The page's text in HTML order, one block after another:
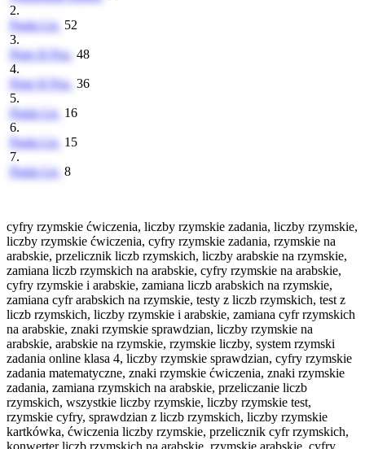
2.
Paula Lis 52
3.
Piotr H Poz 48
4.
Piotr H Poz 36
5.
Paula Lis 16
6.
Paula Lis 15
7.
Paula Lis 8
cyfry rzymskie ćwiczenia, liczby rzymskie zadania, liczby rzymskie,
liczby rzymskie ćwiczenia, cyfry rzymskie zadania, rzymskie na
arabskie, przelicznik liczb rzymskich, liczby arabskie na rzymskie,
zamiana liczb rzymskich na arabskie, cyfry rzymskie na arabskie,
cyfry rzymskie i arabskie, zamiana liczb arabskich na rzymskie,
zamiana cyfr arabskich na rzymskie, testy z liczb rzymskich, test z
liczb rzymskich, liczby rzymskie i arabskie, zamiana cyfr rzymskich
na arabskie, znaki rzymskie sprawdzian, liczby rzymskie na
arabskie, arabskie na rzymskie, rzymskie liczby, system rzymski
zadania online klasa 4, liczby rzymskie sprawdzian, cyfry rzymskie
zadania matematyczne, znaki rzymskie ćwiczenia, znaki rzymskie
zadania, zamiana rzymskich na arabskie, przeliczanie liczb
rzymskich, wszystkie liczby rzymskie, liczby rzymskie test,
rzymskie cyfry, sprawdzian z liczb rzymskich, liczby rzymskie
kartkówka, ćwiczenia liczby rzymskie, przelicznik cyfr rzymskich,